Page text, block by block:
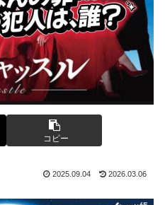
コピー
2025.09.04 2026.03.06